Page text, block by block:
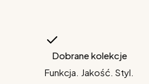
Dobrane kolekcje
Funkcja. Jakość. Styl.